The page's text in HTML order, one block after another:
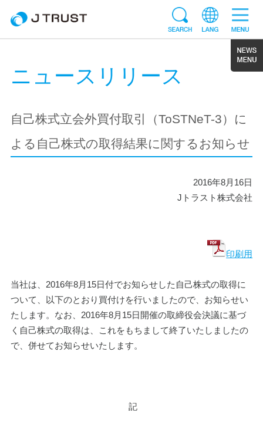
ニュースリリース
自己株式立会外買付取引（ToSTNeT-3）に
よる自己株式の取得結果に関するお知らせ
2016年8月16日
Jトラスト株式会社
印刷用
当社は、2016年8月15日付でお知らせした自己株式の取得に
ついて、以下のとおり買付けを行いましたので、お知らせい
たします。なお、2016年8月15日開催の取締役会決議に基づ
く自己株式の取得は、これをもちまして終了いたしましたの
で、併せてお知らせいたします。
記